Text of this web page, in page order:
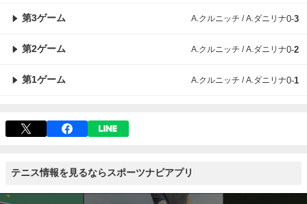
第3ゲーム A.クルニッチ / A.ダニリナ0-3
第2ゲーム A.クルニッチ / A.ダニリナ0-2
第1ゲーム A.クルニッチ / A.ダニリナ0-1
テニス情報を見るならスポーツナビアプリ